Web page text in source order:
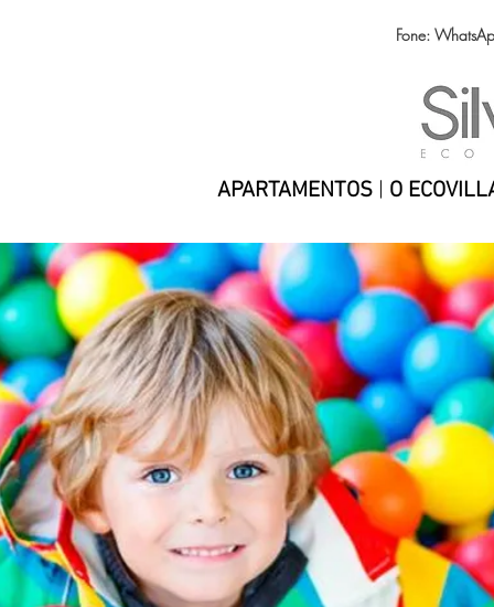
Fone:
APARTAMENTOS | O